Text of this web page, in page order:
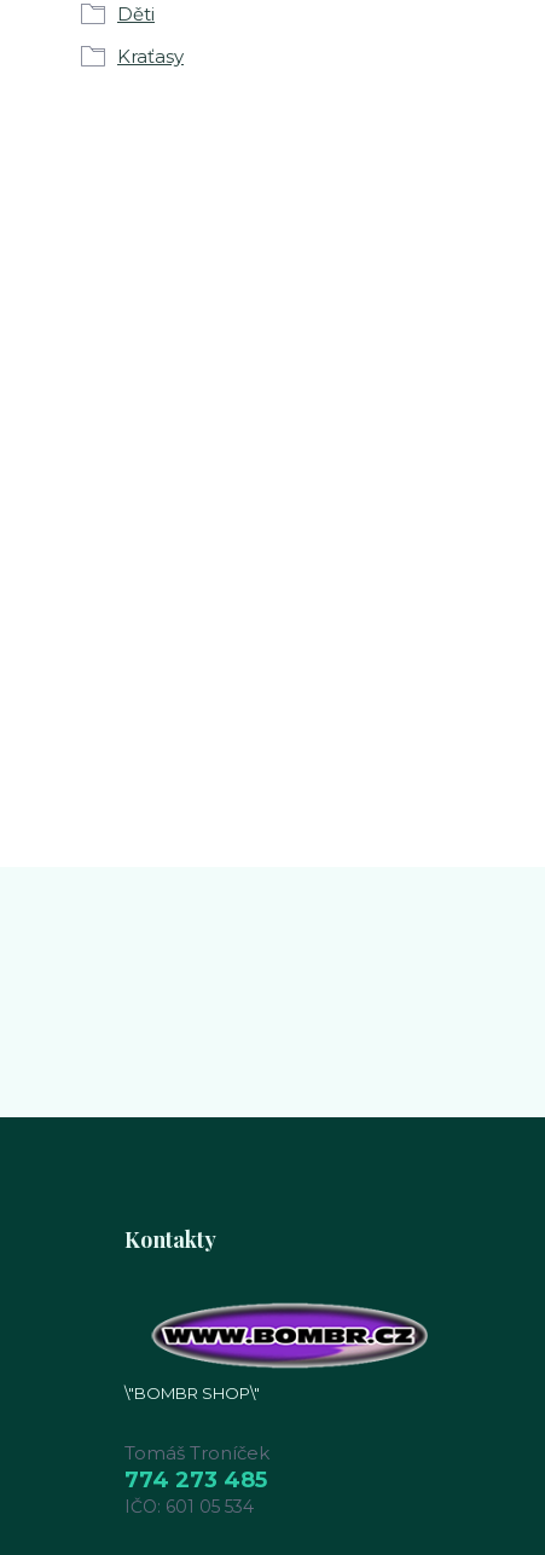
Děti
Kraťasy
Kontakty
\"BOMBR SHOP\"
Tomáš Troníček
774 273 485
IČO: 601 05 534